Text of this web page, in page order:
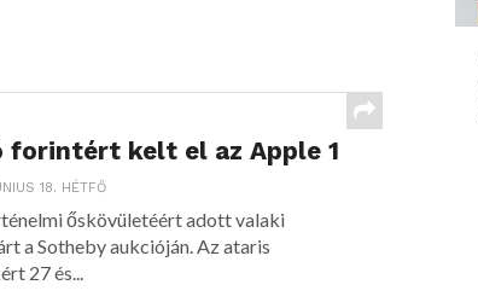
forintért kelt el az Apple 1
18. HÉTFŐ
őskövületéért adott valaki
a Sotheby aukcióján. Az ataris
27 és...